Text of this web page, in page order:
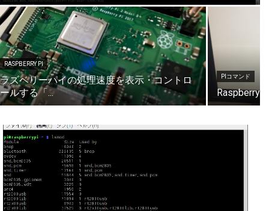
RASPBERRY PI
ラズベリーパイの処理速度を表示・コントロ
ールする「...
PIコマンド
Raspberry